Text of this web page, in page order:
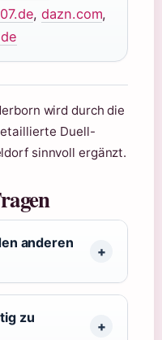
,dazn.com,
wird durch die
Duell-
sinnvoll ergänzt.
anderen
zu